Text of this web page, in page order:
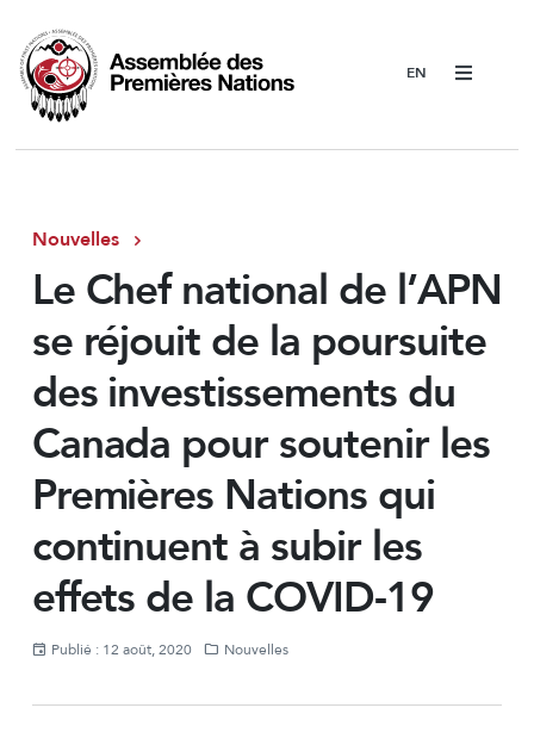
Menu
Nouvelles
Le Chef national de l’APN
se réjouit de la poursuite
des investissements du
Canada pour soutenir les
Premières Nations qui
continuent à subir les
effets de la COVID-19
Publié : 12 août, 2020 Nouvelles